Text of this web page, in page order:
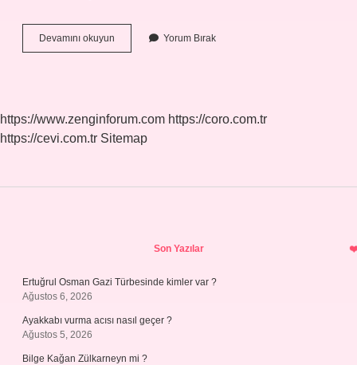
Devamını okuyun
Toplum
Yorum Bırak
https://www.zenginforum.com https://coro.com.tr
https://cevi.com.tr Sitemap
Son Yazılar
Ertuğrul Osman Gazi Türbesinde kimler var ?
Ağustos 6, 2026
Ayakkabı vurma acısı nasıl geçer ?
Ağustos 5, 2026
Bilge Kağan Zülkarneyn mi ?